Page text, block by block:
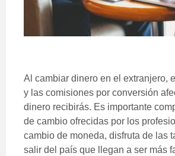
Al cambiar dinero en el extranjero,
y las comisiones por conversión
dinero recibirás. Es importante
de cambio ofrecidas por los
cambio de moneda, disfruta de las
salir del país que llegan a ser más